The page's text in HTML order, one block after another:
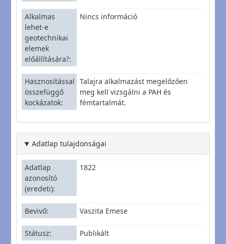
Alkalmas
lehet-e
geotechnikai
elemek
előállítására?
Nincs információ
Hasznosítással
összefüggő
kockázatok
Talajra alkalmazást megelőzően
meg kell vizsgálni a PAH és
fémtartalmát.
Adatlap tulajdonságai
Adatlap
azonosító
(eredeti)
1822
Bevivő Vaszita Emese
Státusz Publikált